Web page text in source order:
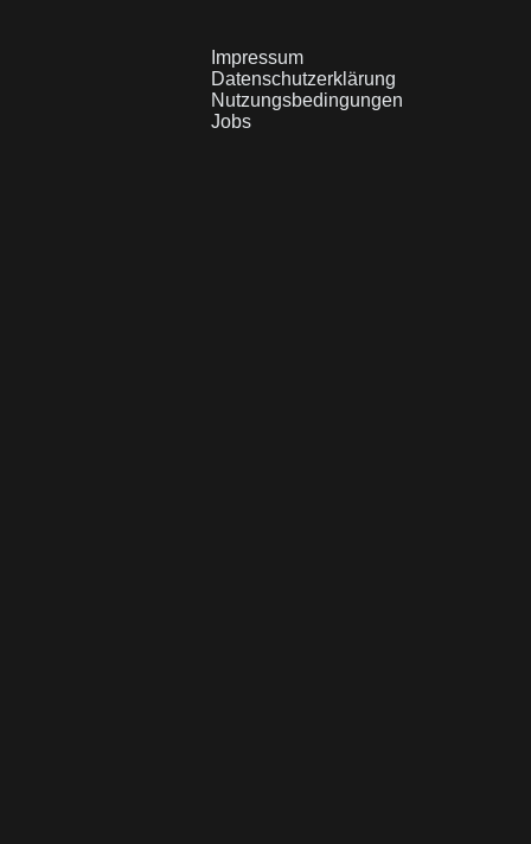
Impressum
Datenschutzerklärung
Nutzungsbedingungen
Jobs